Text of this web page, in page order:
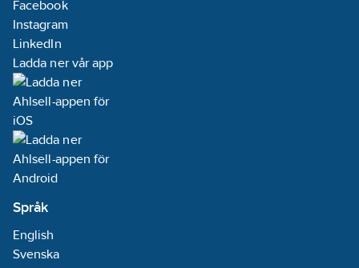
Facebook
Instagram
LinkedIn
Ladda ner vår app
Språk
English
Svenska